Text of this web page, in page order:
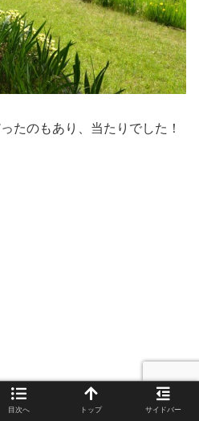
たのもあり、当たりでした！
目次へ トップ サイドバー